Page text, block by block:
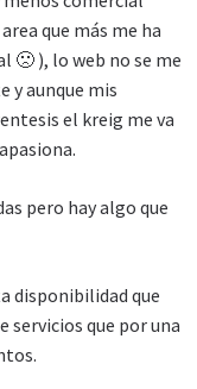
que más me ha
🙁 ), lo web no se me
y aunque mis
el kreig me va
pero hay algo que
disponibilidad que
servicios que por una